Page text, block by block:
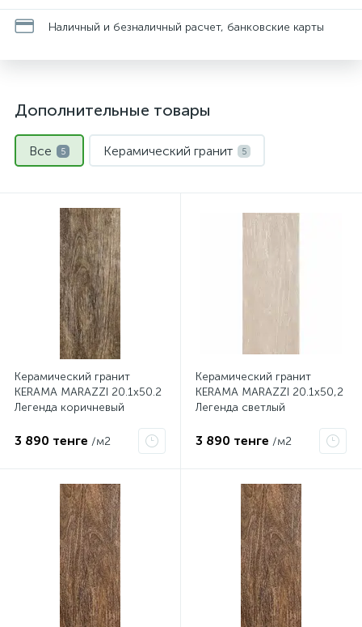
Наличный и безналичный расчет, банковские карты
Дополнительные товары
Все 5 Керамический гранит 5
Керамический гранит
KERAMA MARAZZI 20.1х50.2
Легенда коричневый
3 890 тенге /м2
Керамический гранит
KERAMA MARAZZI 20.1х50,2
Легенда светлый
3 890 тенге /м2